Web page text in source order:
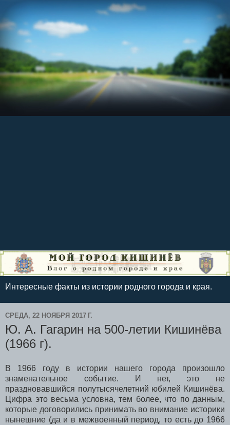
Интересные факты из истории родного города и края.
СРЕДА, 22 НОЯБРЯ 2017 Г.
Ю. А. Гагарин на 500-летии Кишинёва
(1966 г).
В 1966 году в истории нашего города произошло
знаменательное событие. И нет, это не
праздновавшийся полутысячелетний юбилей Кишинёва.
Цифра это весьма условна, тем более, что по данным,
которые договорились принимать во внимание историки
нынешние (да и в межвоенный период, то есть до 1966